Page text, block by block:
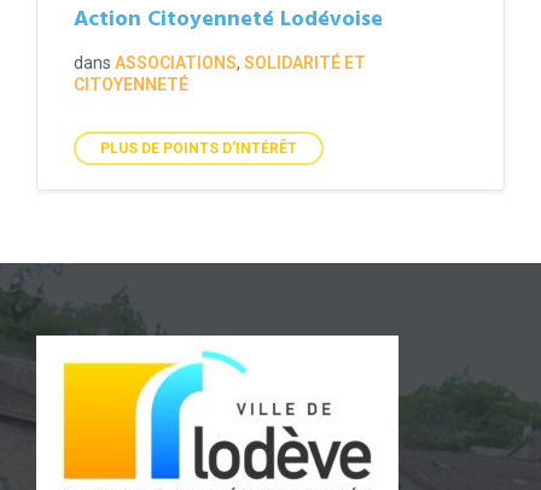
Action Citoyenneté Lodévoise
dans ASSOCIATIONS, SOLIDARITÉ ET
CITOYENNETÉ
PLUS DE POINTS D'INTÉRÊT